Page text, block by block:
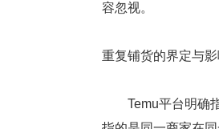
容忽视。
重复铺货的界定与影
Temu平台明确指